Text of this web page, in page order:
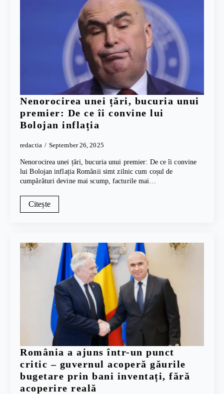
Nenorocirea unei țări, bucuria unui
premier: De ce îi convine lui
Bolojan inflația
redactia September 26, 2025
Nenorocirea unei țări, bucuria unui premier: De ce îi convine
lui Bolojan inflația Românii simt zilnic cum coșul de
cumpărături devine mai scump, facturile mai…
Citește
România a ajuns într-un punct
critic – guvernul acoperă găurile
bugetare prin bani inventați, fără
acoperire reală